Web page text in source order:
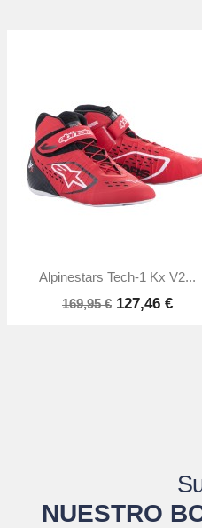
Vista rápida
Alpinestars Tech-1 Kx V2...
169,95 € 127,46 €
NUESTRO